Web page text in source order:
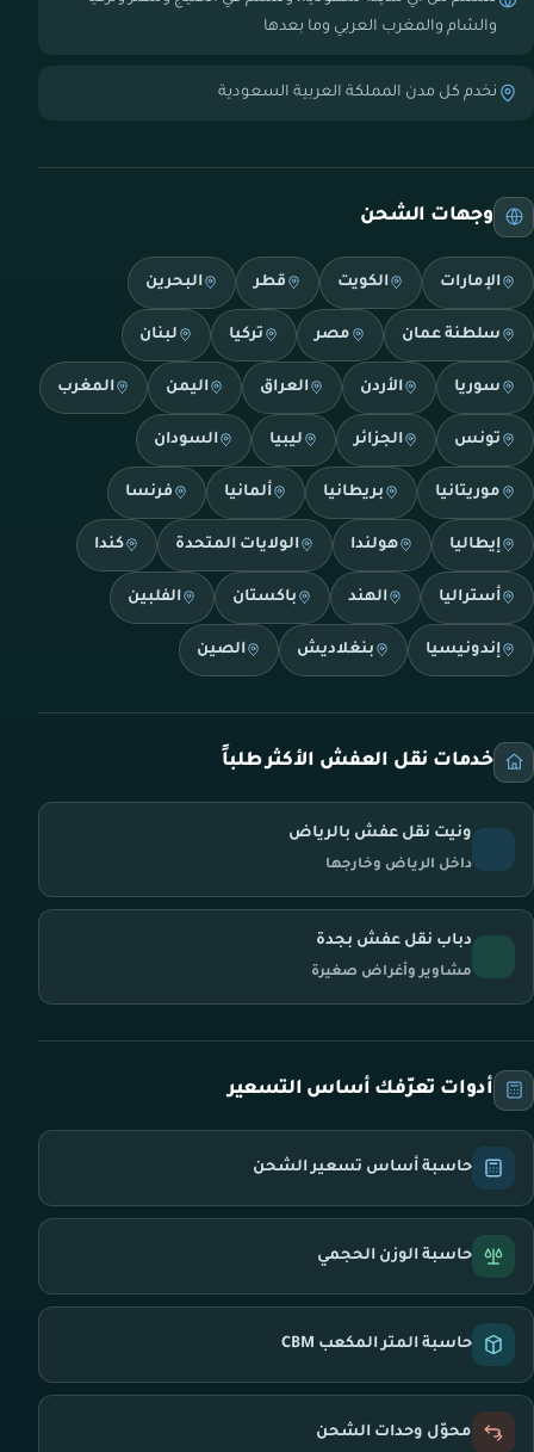
والشام والمغرب العربي وما بعدها
نخدم كل مدن المملكة العربية السعودية
وجهات الشحن
الإمارات الكويت قطر البحرين
سلطنة عمان مصر تركيا لبنان
سوريا الأردن العراق اليمن المغرب
تونس الجزائر ليبيا السودان
موريتانيا بريطانيا ألمانيا فرنسا
إيطاليا هولندا الولايات المتحدة كندا
أستراليا الهند باكستان الفلبين
إندونيسيا بنغلاديش الصين
خدمات نقل العفش الأكثر طلباً
ونيت نقل عفش بالرياض
داخل الرياض وخارجها
دباب نقل عفش بجدة
مشاوير وأغراض صغيرة
أدوات تعرّفك أساس التسعير
حاسبة أساس تسعير الشحن
حاسبة الوزن الحجمي
حاسبة المتر المكعب CBM
محوّل وحدات الشحن